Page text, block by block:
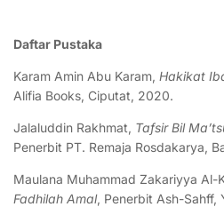
Daftar Pustaka
Karam Amin Abu Karam, Hakikat
Alifia Books, Ciputat, 2020.
Jalaluddin Rakhmat, Tafsir Bil
Penerbit PT. Remaja Rosdakarya,
Maulana Muhammad Zakariyya Al-
Fadhilah Amal, Penerbit Ash-Sahff,